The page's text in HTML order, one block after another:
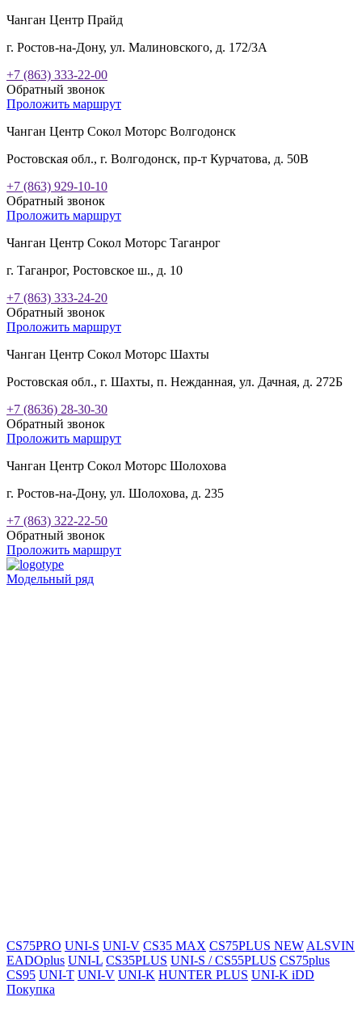
Чанган Центр Прайд
г. Ростов-на-Дону, ул. Малиновского, д. 172/3А
+7 (863) 333-22-00
Обратный звонок
Проложить маршрут
Чанган Центр Сокол Моторс Волгодонск
Ростовская обл., г. Волгодонск, пр-т Курчатова, д. 50В
+7 (863) 929-10-10
Обратный звонок
Проложить маршрут
Чанган Центр Сокол Моторс Таганрог
г. Таганрог, Ростовское ш., д. 10
+7 (863) 333-24-20
Обратный звонок
Проложить маршрут
Чанган Центр Сокол Моторс Шахты
Ростовская обл., г. Шахты, п. Нежданная, ул. Дачная, д. 272Б
+7 (8636) 28-30-30
Обратный звонок
Проложить маршрут
Чанган Центр Сокол Моторс Шолохова
г. Ростов-на-Дону, ул. Шолохова, д. 235
+7 (863) 322-22-50
Обратный звонок
Проложить маршрут
Модельный ряд
CS75PRO UNI-S UNI-V CS35 MAX CS75PLUS NEW ALSVIN
EADOplus UNI-L CS35PLUS UNI-S / CS55PLUS CS75plus
CS95 UNI-T UNI-V UNI-K HUNTER PLUS UNI-K iDD
Покупка